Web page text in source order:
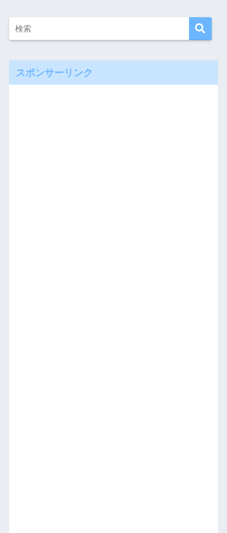
スポンサーリンク